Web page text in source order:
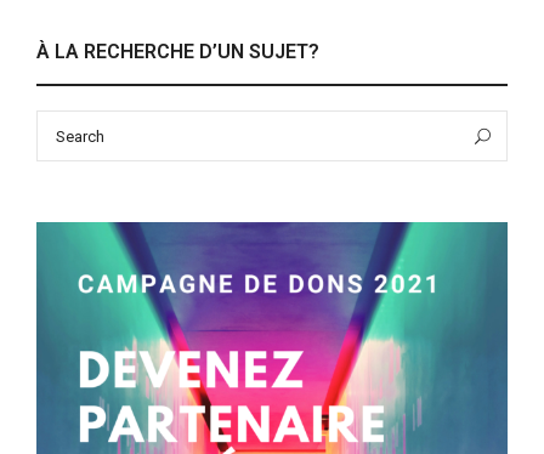
À LA RECHERCHE D’UN SUJET?